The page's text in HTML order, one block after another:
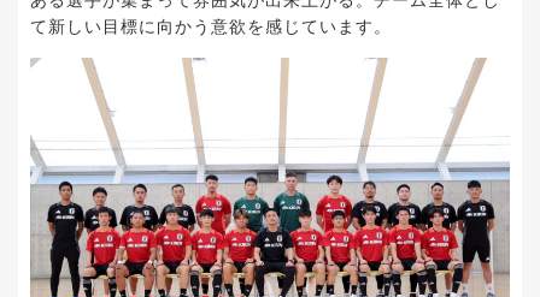
て新しい目標に向かう意欲を感じています。